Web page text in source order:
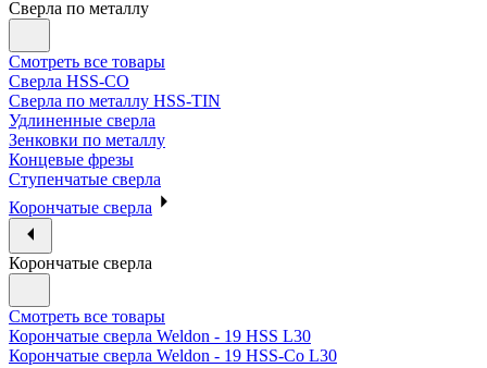
Сверла по металлу
Смотреть все товары
Сверла HSS-CO
Сверла по металлу HSS-TIN
Удлиненные сверла
Зенковки по металлу
Концевые фрезы
Ступенчатые сверла
Корончатые сверла
Корончатые сверла
Смотреть все товары
Корончатые сверла Weldon - 19 HSS L30
Корончатые сверла Weldon - 19 HSS-Co L30